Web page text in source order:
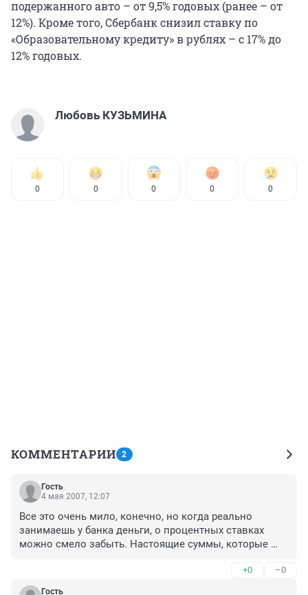
подержанного авто – от 9,5% годовых (ранее – от
12%). Кроме того, Сбербанк снизил ставку по
«Образовательному кредиту» в рублях – с 17% до
12% годовых.
Любовь КУЗЬМИНА
0 0 0 0 0
КОММЕНТАРИИ 2
Гость
4 мая 2007, 12:07
Все это очень мило, конечно, но когда реально
занимаешь у банка деньги, о процентных ставках
можно смело забыть. Настоящие суммы, которые
официально объявленных. Я взял в "Сбербанке"
25000 (за полугодие в институте надо было
+0 –0
Гость